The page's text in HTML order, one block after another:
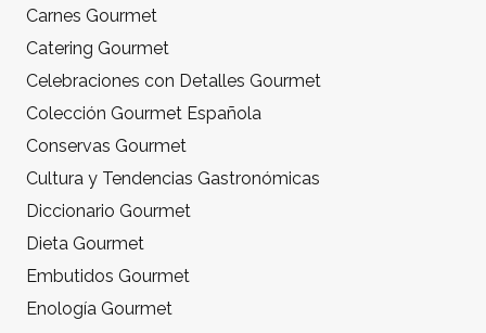
Carnes Gourmet
Catering Gourmet
Celebraciones con Detalles Gourmet
Colección Gourmet Española
Conservas Gourmet
Cultura y Tendencias Gastronómicas
Diccionario Gourmet
Dieta Gourmet
Embutidos Gourmet
Enología Gourmet